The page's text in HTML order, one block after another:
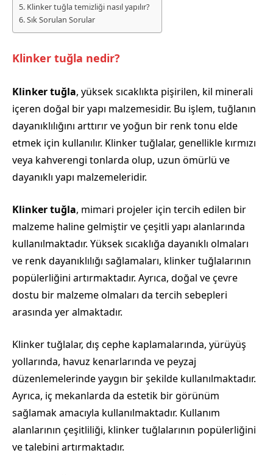
Klinker tuğla temizliği nasıl yapılır?
Sık Sorulan Sorular
Klinker tuğla nedir?
Klinker tuğla, yüksek sıcaklıkta pişirilen, kil minerali
içeren doğal bir yapı malzemesidir. Bu işlem, tuğlanın
dayanıklılığını arttırır ve yoğun bir renk tonu elde
etmek için kullanılır. Klinker tuğlalar, genellikle kırmızı
veya kahverengi tonlarda olup, uzun ömürlü ve
dayanıklı yapı malzemeleridir.
Klinker tuğla, mimari projeler için tercih edilen bir
malzeme haline gelmiştir ve çeşitli yapı alanlarında
kullanılmaktadır. Yüksek sıcaklığa dayanıklı olmaları
ve renk dayanıklılığı sağlamaları, klinker tuğlalarının
popülerliğini artırmaktadır. Ayrıca, doğal ve çevre
dostu bir malzeme olmaları da tercih sebepleri
arasında yer almaktadır.
Klinker tuğlalar, dış cephe kaplamalarında, yürüyüş
yollarında, havuz kenarlarında ve peyzaj
düzenlemelerinde yaygın bir şekilde kullanılmaktadır.
Ayrıca, iç mekanlarda da estetik bir görünüm
sağlamak amacıyla kullanılmaktadır. Kullanım
alanlarının çeşitliliği, klinker tuğlalarının popülerliğini
ve talebini artırmaktadır.